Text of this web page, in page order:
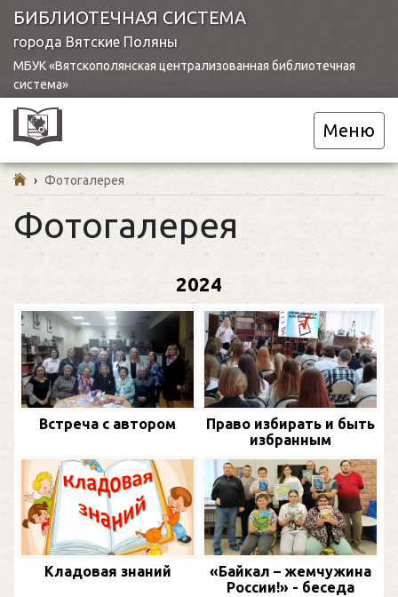
БИБЛИОТЕЧНАЯ СИСТЕМА
города Вятские Поляны
МБУК «Вятскополянская централизованная библиотечная
система»
Меню
› Фотогалерея
Фотогалерея
2024
Встреча с автором
Право избирать и быть
избранным
Кладовая знаний
«Байкал – жемчужина
России!» - беседа